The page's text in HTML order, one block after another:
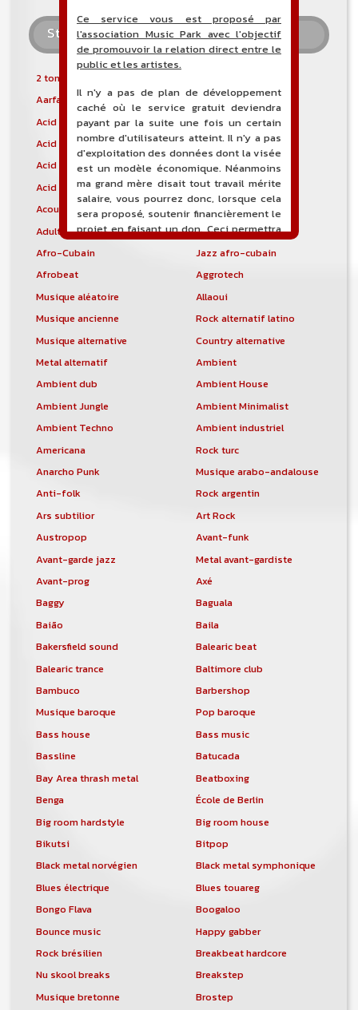
Style musical
2 tone
Aarfa
Abstract Hip-hop
Acid Breaks
Folk psychédélique
Acid House
Acid Jazz
Acid Rock
Acid Techno
Acid Trance
Acidcore
Acousmatique
Musique acoustique
Adult Contemporary
Afro house
Afro-Cubain
Jazz afro-cubain
Afrobeat
Aggrotech
Musique aléatoire
Allaoui
Musique ancienne
Rock alternatif latino
Musique alternative
Country alternative
Metal alternatif
Ambient
Ambient dub
Ambient House
Ambient Jungle
Ambient Minimalist
Ambient Techno
Ambient industriel
Americana
Rock turc
Anarcho Punk
Musique arabo-andalouse
Anti-folk
Rock argentin
Ars subtilior
Art Rock
Austropop
Avant-funk
Avant-garde jazz
Metal avant-gardiste
Avant-prog
Axé
Baggy
Baguala
Baião
Baila
Bakersfield sound
Balearic beat
Balearic trance
Baltimore club
Bambuco
Barbershop
Musique baroque
Pop baroque
Bass house
Bass music
Bassline
Batucada
Bay Area thrash metal
Beatboxing
Benga
École de Berlin
Big room hardstyle
Big room house
Bikutsi
Bitpop
Black metal norvégien
Black metal symphonique
Blues électrique
Blues touareg
Bongo Flava
Boogaloo
Bounce music
Happy gabber
Rock brésilien
Breakbeat hardcore
Nu skool breaks
Breakstep
Musique bretonne
Brostep
Ce service vous est proposé par
l'association Music Park avec l'objectif
de promouvoir la relation direct entre le
public et les artistes.
Il n'y a pas de plan de développement
caché où le service gratuit deviendra
payant par la suite une fois un certain
nombre d'utilisateurs atteint. Il n'y a pas
d'exploitation des données dont la visée
est un modèle économique. Néanmoins
ma grand mère disait tout travail mérite
salaire, vous pourrez donc, lorsque cela
sera proposé, soutenir financièrement le
projet en faisant un don. Ceci permettra
de financer l'hébergement, le nom de
domaine, les heures de maintenance et
de développement du site, et peut-être
une campagne de communication. Il va
de soit que l'ensemble de la
comptabilité sera totalement publique
visible directement sur le site.
Un nouveau service de petites annonces
pour musicien vous est proposé sur le
êtes musiciens ou un groupe, un
orchestre, DJ, etc... de chercher un/des
un DJ, etc...